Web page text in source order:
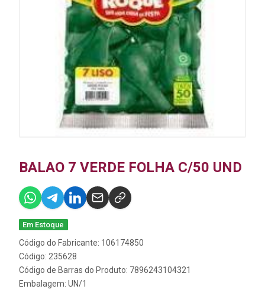
BALAO 7 VERDE FOLHA C/50 UND
Em Estoque
Código do Fabricante: 106174850
Código: 235628
Código de Barras do Produto: 7896243104321
Embalagem: UN/1